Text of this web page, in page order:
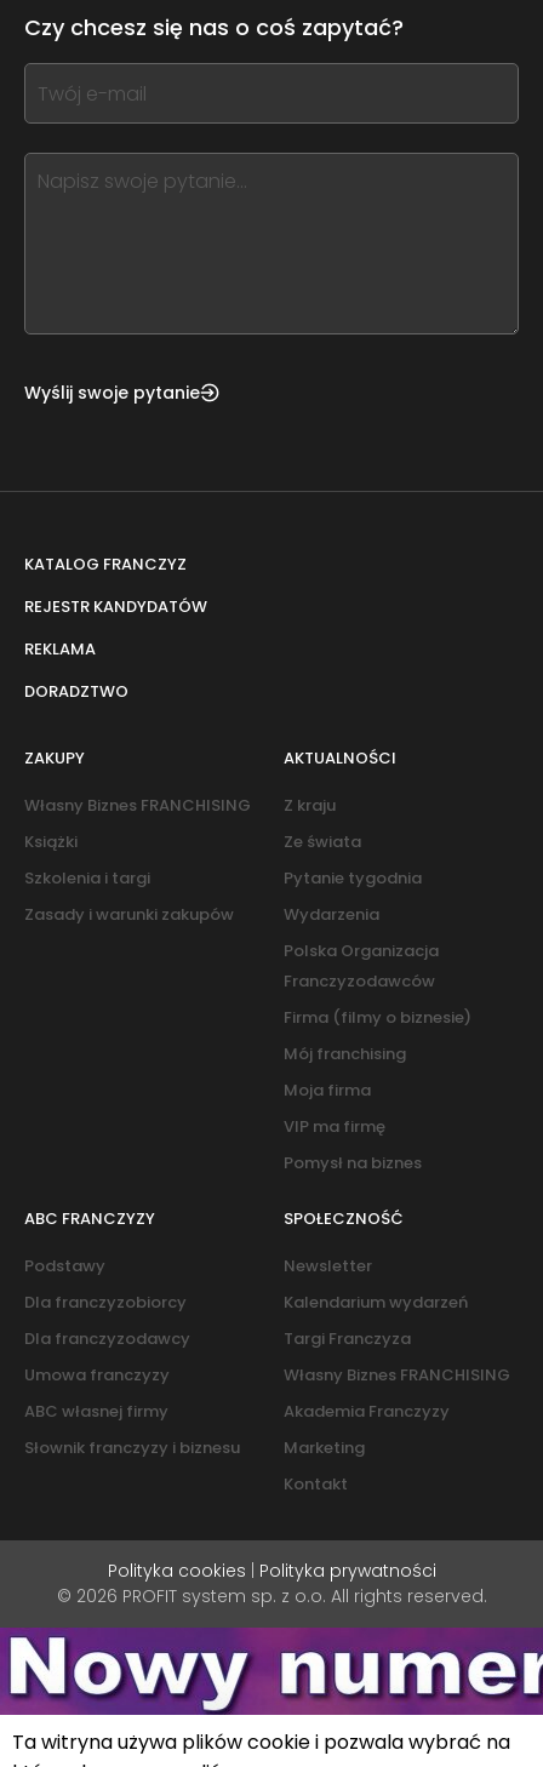
this
form
field
blank
Czy chcesz się nas o coś zapytać?
If
you
this,
leave
Wyślij swoje pytanie
KATALOG FRANCZYZ
REJESTR KANDYDATÓW
REKLAMA
DORADZTWO
ZAKUPY
Własny Biznes FRANCHISING
Książki
Szkolenia i targi
Zasady i warunki zakupów
AKTUALNOŚCI
Z kraju
Ze świata
Pytanie tygodnia
Wydarzenia
Polska Organizacja
Franczyzodawców
Firma (filmy o biznesie)
Mój franchising
Moja firma
VIP ma firmę
Pomysł na biznes
ABC FRANCZYZY
Podstawy
Dla franczyzobiorcy
Dla franczyzodawcy
Umowa franczyzy
ABC własnej firmy
Słownik franczyzy i biznesu
SPOŁECZNOŚĆ
Newsletter
Kalendarium wydarzeń
Targi Franczyza
Własny Biznes FRANCHISING
Akademia Franczyzy
Marketing
Kontakt
Polityka cookies
Polityka prywatności
© 2026 PROFIT system sp. z o.o. All rights reserved.
Ta witryna używa plików cookie i pozwala wybrać na